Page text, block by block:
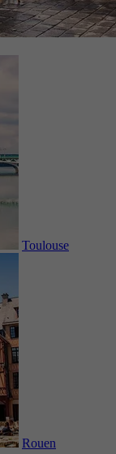
Toulouse
Rouen